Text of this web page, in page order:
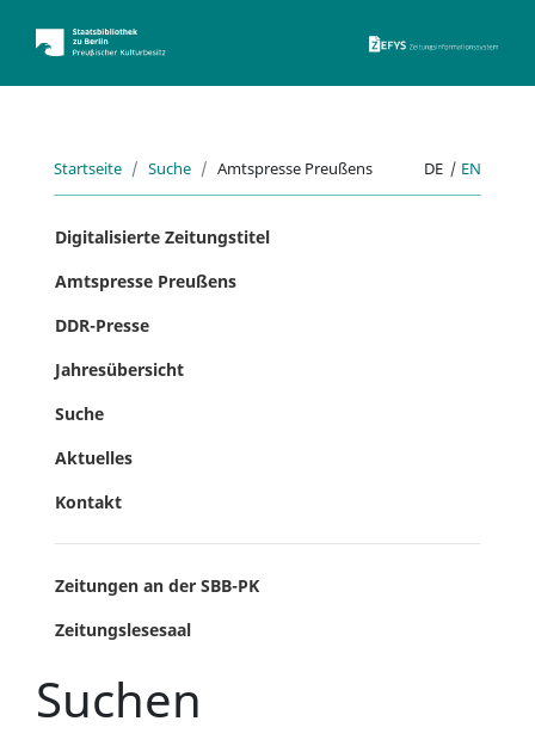
Startseite Suche Amtspresse Preußens DE | EN
Digitalisierte Zeitungstitel
Amtspresse Preußens
DDR-Presse
Jahresübersicht
Suche
Aktuelles
Kontakt
Zeitungen an der SBB-PK
Zeitungslesesaal
Suchen